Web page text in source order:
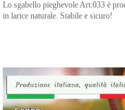
Lo sgabello pieghevole Art.033 è
in larice naturale. Stabile e sicuro!